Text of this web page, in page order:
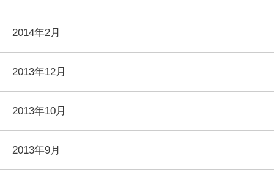
2014年2月
2013年12月
2013年10月
2013年9月